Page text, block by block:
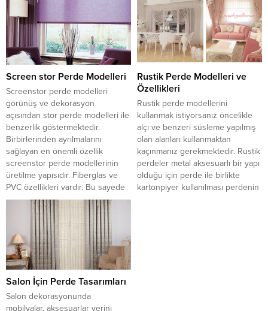
aksanlı ve ahşap aksanlı olmak
üzere iki çesit...
hareket iplerle sağlanmaktadır.
Yapımında kullanılan ahşap uzak
doğuda yetişen ağaçlardan
üretilmektedir. Isıyı ve ışığı belli
bir miktar...
Screen stor Perde Modelleri
Screenstor perde modelleri
görünüş ve dekorasyon
açısından stor perde modelleri ile
benzerlik göstermektedir.
Birbirlerinden ayrılmalarını
sağlayan en önemli özellik
screenstor perde modellerinin
üretilme yapısıdır. Fiberglas ve
PVC özellikleri vardır. Bu sayede
herhangi bir kaza sonucunda
yanma özelliği göstermez.
Perdenizin kirlenmesi gibi bir
durum söz konusu değildir. İnce
yapısı sayesinde dışarıda...
Rustik Perde Modelleri ve
Özellikleri
Rustik perde modellerini
kullanmak istiyorsanız öncelikle
alçı ve benzeri süsleme yapılmış
olan alanları kullanmaktan
kaçınmanız gerekmektedir. Rustik
perdeler metal aksesuarlı bir yapı
olduğu için perde ile birlikte
kartonpiyer kullanılması perdenin
Salon İçin Perde Tasarımları
Salon dekorasyonunda
mobilyalar, aksesuarlar yerini